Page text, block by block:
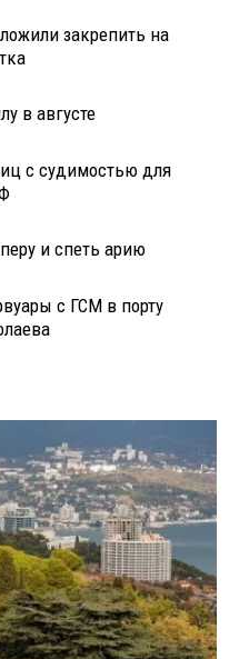
закрепить на
в августе
с судимостью для
и спеть арию
с ГСМ в порту